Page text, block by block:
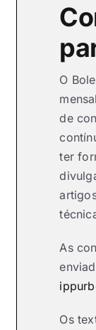
O
de
ter
As
Os